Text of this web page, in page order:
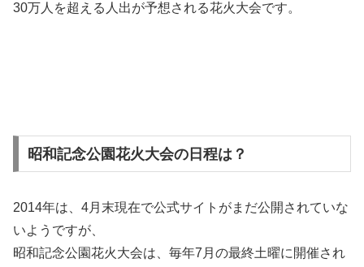
30万人を超える人出が予想される花火大会です。
昭和記念公園花火大会の日程は？
2014年は、4月末現在で公式サイトがまだ公開されていな
いようですが、
昭和記念公園花火大会は、毎年7月の最終土曜に開催され